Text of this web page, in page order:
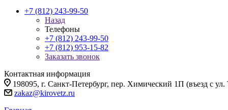
+7 (812) 243-99-50
Назад
Телефоны
+7 (812) 243-99-50
+7 (812) 953-15-82
Заказать звонок
Контактная информация
198095, г. Санкт-Петербург, пер. Химический 1П (въезд с
zakaz@kirovetz.ru